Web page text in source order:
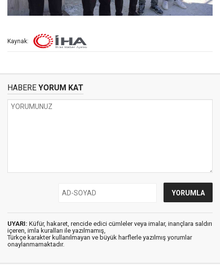
Kaynak:
HABERE YORUM KAT
UYARI: Küfür, hakaret, rencide edici cümleler veya imalar, inançlara saldırı
içeren, imla kuralları ile yazılmamış,
Türkçe karakter kullanılmayan ve büyük harflerle yazılmış yorumlar
onaylanmamaktadır.